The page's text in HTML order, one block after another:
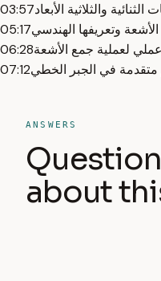
03:57الثنائية والثلاثية الأبعاد
05:17وتعريفها الهندسي
06:28لعملية جمع الأشعة
07:12متقدمة في الجبر الخطي
ANSWERS
about